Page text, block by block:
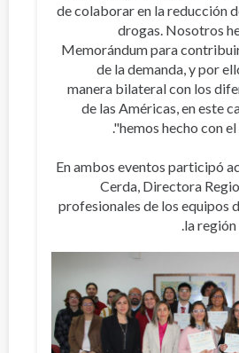
de colaborar en la reducción
drogas. Nosotros
Memorándum para
de la demanda, y por
manera bilateral con los
de las Américas, en este
hemos hecho con el
En ambos eventos participó
Cerda, Directora
profesionales de los equipos
la región